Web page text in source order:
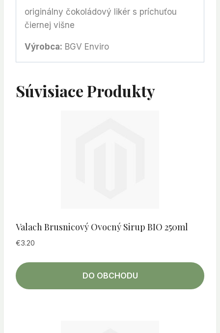
originálny čokoládový likér s príchuťou
čiernej višne
Výrobca: BGV Enviro
Súvisiace Produkty
Valach Brusnicový Ovocný Sirup BIO 250ml
€3.20
DO OBCHODU